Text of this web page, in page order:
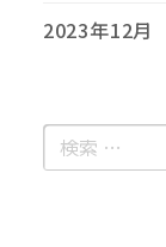
2023年12月